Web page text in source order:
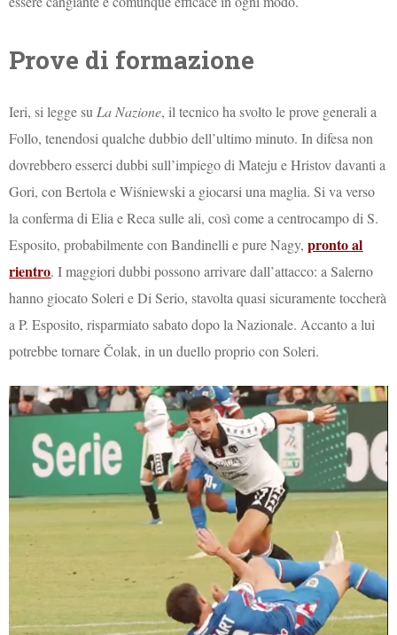
Prove di formazione
Ieri, si legge su La Nazione, il tecnico ha svolto le prove generali a
Follo, tenendosi qualche dubbio dell’ultimo minuto. In difesa non
dovrebbero esserci dubbi sull’impiego di Mateju e Hristov davanti a
Gori, con Bertola e Wiśniewski a giocarsi una maglia. Si va verso
la conferma di Elia e Reca sulle ali, così come a centrocampo di S.
Esposito, probabilmente con Bandinelli e pure Nagy,pronto al
rientro. I maggiori dubbi possono arrivare dall’attacco: a Salerno
hanno giocato Soleri e Di Serio, stavolta quasi sicuramente toccherà
a P. Esposito, risparmiato sabato dopo la Nazionale. Accanto a lui
potrebbe tornare Čolak, in un duello proprio con Soleri.